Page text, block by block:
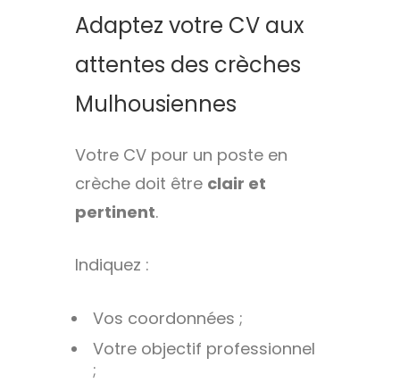
Adaptez votre CV aux
attentes des crèches
Mulhousiennes
Votre CV pour un poste en
crèche doit être clair et
pertinent.
Indiquez :
Vos coordonnées ;
Votre objectif professionnel
;